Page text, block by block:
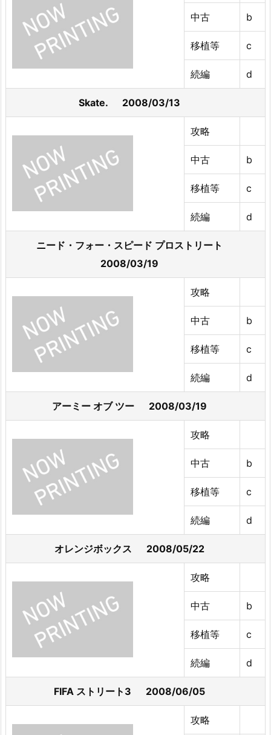
中古 b
移植等 c
続編 d
Skate. 2008/03/13
攻略
中古 b
移植等 c
続編 d
ニード・フォー・スピード プロストリート
2008/03/19
攻略
中古 b
移植等 c
続編 d
アーミー オブ ツー 2008/03/19
攻略
中古 b
移植等 c
続編 d
オレンジボックス 2008/05/22
攻略
中古 b
移植等 c
続編 d
FIFA ストリート3 2008/06/05
攻略